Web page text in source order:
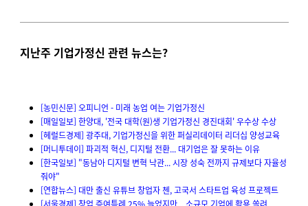
지난주 기업가정신 관련 뉴스는?
[농민신문] 오피니언 - 미래 농업 여는 기업가정신
[매일일보] 한양대, '전국 대학(원)생 기업가정신 경진대회' 우수상 수상
[헤럴드경제] 광주대, 기업가정신을 위한 퍼실리데이터 리더십 양성교육
[머니투데이] 파괴적 혁신, 디지털 전환... 대기업은 잘 못하는 이유
[한국일보] "동남아 디지털 변혁 낙관... 시장 성숙 전까지 규제보다 자율성
줘야"
[연합뉴스] 대만 출신 유튜브 창업자 첸, 고국서 스타트업 육성 프로젝트
[서울경제] 창업 증여특례 25% 늘었지만... 소규모 기업에 활용 쏠려